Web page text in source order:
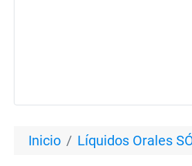
Inicio Líquidos Orales